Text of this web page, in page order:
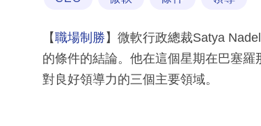
【職場制勝 】微軟行政總裁Satya
的條件的結論。他在這個星期在巴塞
對良好領導力的三個主要領域。